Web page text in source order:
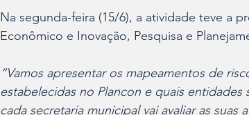
Na segunda-feira (15/6), a atividade teve a
Econômico e Inovação, Pesquisa e
“Vamos apresentar os mapeamentos de
estabelecidas no Plancon e quais
cada secretaria municipal vai avaliar as